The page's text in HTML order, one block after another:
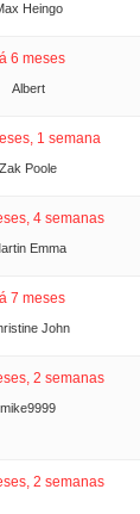
Heingo
6 meses
Albert
1 semana
Zak Poole
4 semanas
Emma
7 meses
John
2 semanas
mike9999
2 semanas